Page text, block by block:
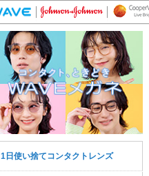
1日使い捨てコンタクトレンズ